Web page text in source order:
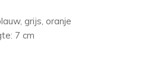
grijs, oranje
7 cm